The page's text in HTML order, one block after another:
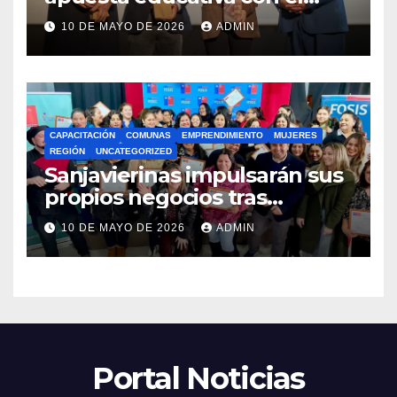
lanzamiento del
Preuniversitario Brotes 2026
10 DE MAYO DE 2026 ADMIN
CAPACITACIÓN COMUNAS EMPRENDIMIENTO
MUJERES
REGIÓN
UNCATEGORIZED
Sanjavierinas impulsarán sus
propios negocios tras
capacitarse junto al FOSIS
10 DE MAYO DE 2026 ADMIN
Portal Noticias